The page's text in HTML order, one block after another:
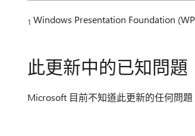
1 Windows Presentation Foundation
此更新中的已知問題
Microsoft 目前不知道此更新的任何問題